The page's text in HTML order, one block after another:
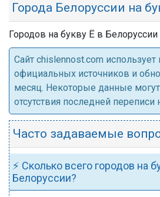
Города Белоруссии на
Городов на букву Ё в Белоруссии
Cайт chislennost.com
официальных источников и
месяц. Некоторые данные могут
отсутствия последней переписи
Часто задаваемые
⚡ Сколько всего городов на
Белоруссии?